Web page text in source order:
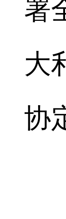
署
大
协